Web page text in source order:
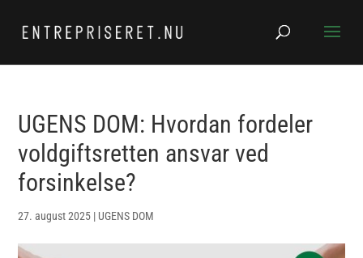
UGENS DOM: Hvordan fordeler
voldgiftsretten ansvar ved
forsinkelse?
27. august 2025 | UGENS DOM